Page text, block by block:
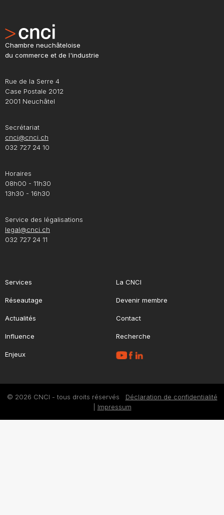
Chambre neuchâteloise
du commerce et de l'industrie
Rue de la Serre 4
Case Postale 2012
2001 Neuchâtel
Secrétariat
cnci@cnci.ch
032 727 24 10
Horaires
08h00 - 11h30
13h30 - 16h30
Service des légalisations
legal@cnci.ch
032 727 24 11
Services
Réseautage
Actualités
Influence
Enjeux
La CNCI
Devenir membre
Contact
Recherche
© 2026 CNCI - tous droits réservés Déclaration de confidentialité
Impressum